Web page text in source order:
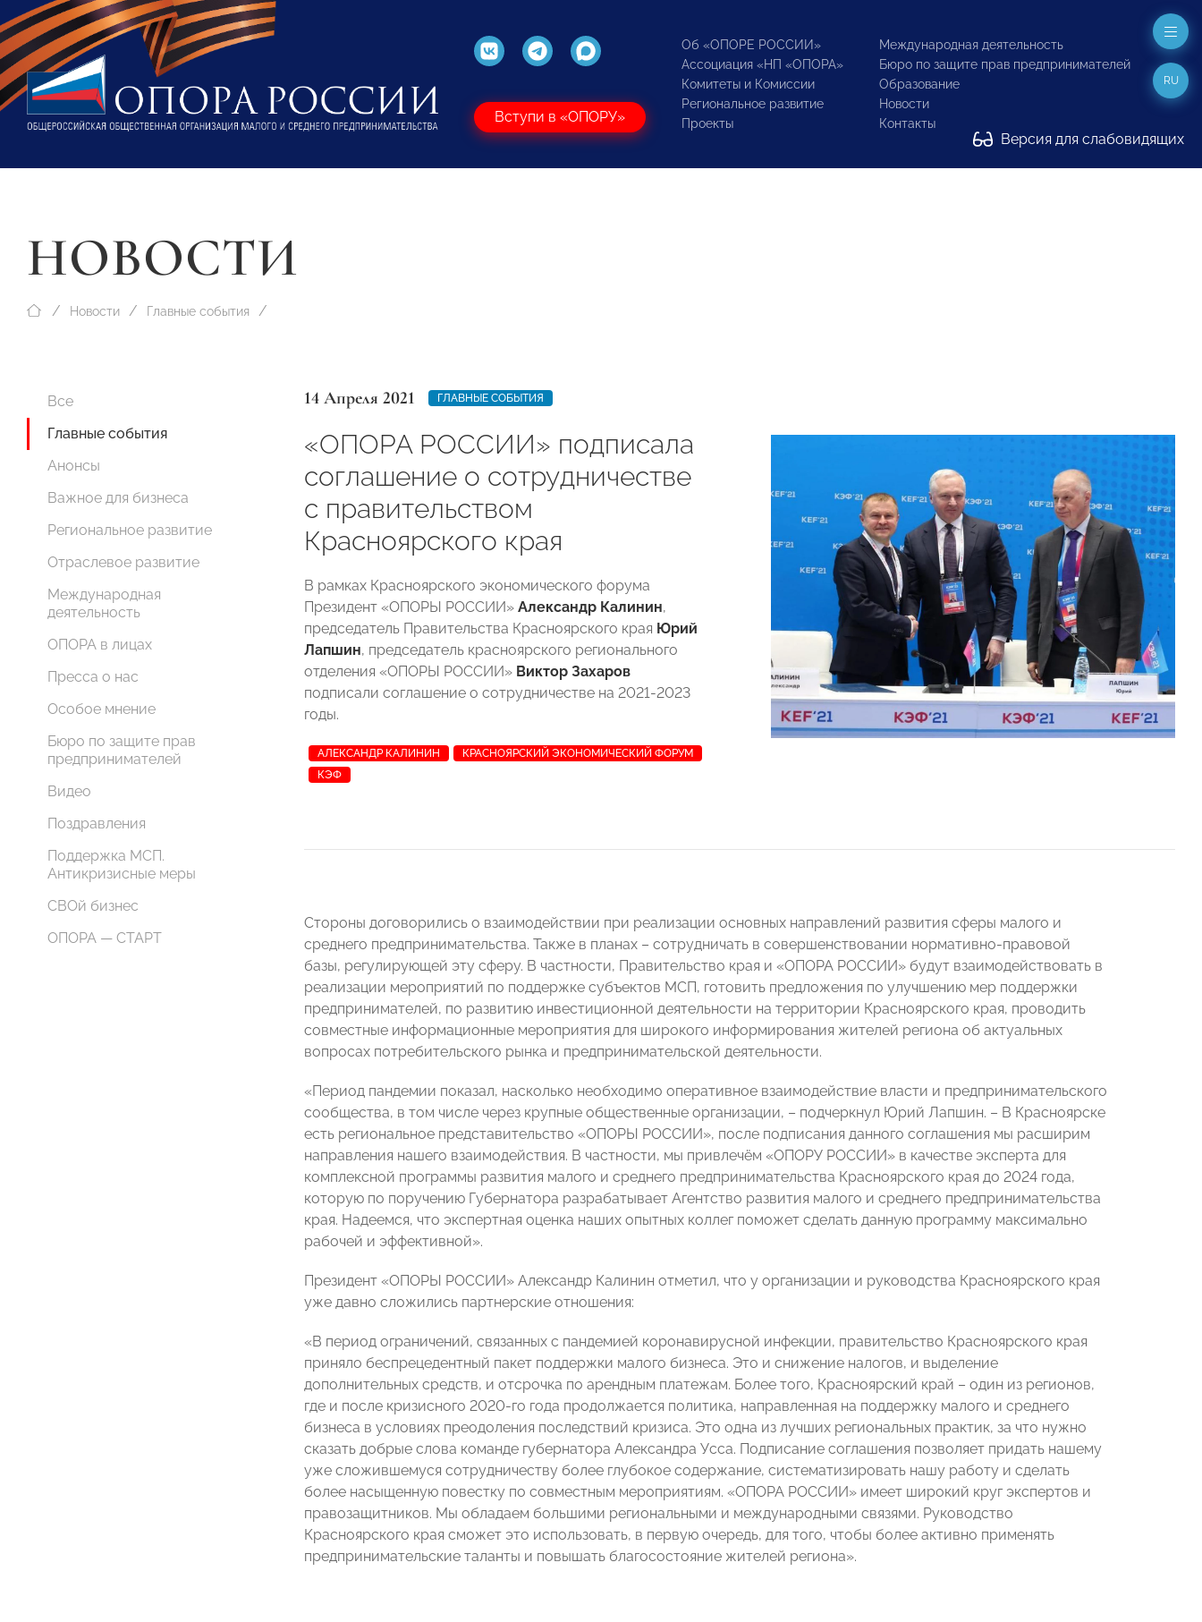
Вступи в «ОПОРУ»
Об «ОПОРЕ РОССИИ»
Ассоциация «НП «ОПОРА»
Комитеты и Комиссии
Региональное развитие
Проекты
Международная деятельность
Бюро по защите прав предпринимателей
Образование
Новости
Контакты
Версия для слабовидящих
RU
НОВОСТИ
Новости Главные события
Все
Главные события
Анонсы
Важное для бизнеса
Региональное развитие
Отраслевое развитие
Международная
деятельность
ОПОРА в лицах
Пресса о нас
Особое мнение
Бюро по защите прав
предпринимателей
Видео
Поздравления
Поддержка МСП.
Антикризисные меры
СВОй бизнес
ОПОРА — СТАРТ
14 Апреля 2021 ГЛАВНЫЕ СОБЫТИЯ
«ОПОРА РОССИИ» подписала
соглашение о сотрудничестве
с правительством
Красноярского края
В рамках Красноярского экономического форума
Президент «ОПОРЫ РОССИИ» Александр Калинин,
председатель Правительства Красноярского края Юрий
Лапшин, председатель красноярского регионального
отделения «ОПОРЫ РОССИИ» Виктор Захаров
подписали соглашение о сотрудничестве на 2021-2023
годы.
АЛЕКСАНДР КАЛИНИН
КРАСНОЯРСКИЙ ЭКОНОМИЧЕСКИЙ ФОРУМ
КЭФ
Стороны договорились о взаимодействии при реализации основных направлений развития сферы малого и
среднего предпринимательства. Также в планах – сотрудничать в совершенствовании нормативно-правовой
базы, регулирующей эту сферу. В частности, Правительство края и «ОПОРА РОССИИ» будут взаимодействовать в
реализации мероприятий по поддержке субъектов МСП, готовить предложения по улучшению мер поддержки
предпринимателей, по развитию инвестиционной деятельности на территории Красноярского края, проводить
совместные информационные мероприятия для широкого информирования жителей региона об актуальных
вопросах потребительского рынка и предпринимательской деятельности.
«Период пандемии показал, насколько необходимо оперативное взаимодействие власти и предпринимательского
сообщества, в том числе через крупные общественные организации, – подчеркнул Юрий Лапшин. – В Красноярске
есть региональное представительство «ОПОРЫ РОССИИ», после подписания данного соглашения мы расширим
направления нашего взаимодействия. В частности, мы привлечём «ОПОРУ РОССИИ» в качестве эксперта для
комплексной программы развития малого и среднего предпринимательства Красноярского края до 2024 года,
которую по поручению Губернатора разрабатывает Агентство развития малого и среднего предпринимательства
края. Надеемся, что экспертная оценка наших опытных коллег поможет сделать данную программу максимально
рабочей и эффективной».
Президент «ОПОРЫ РОССИИ» Александр Калинин отметил, что у организации и руководства Красноярского края
уже давно сложились партнерские отношения:
«В период ограничений, связанных с пандемией коронавирусной инфекции, правительство Красноярского края
приняло беспрецедентный пакет поддержки малого бизнеса. Это и снижение налогов, и выделение
дополнительных средств, и отсрочка по арендным платежам. Более того, Красноярский край – один из регионов,
где и после кризисного 2020-го года продолжается политика, направленная на поддержку малого и среднего
бизнеса в условиях преодоления последствий кризиса. Это одна из лучших региональных практик, за что нужно
сказать добрые слова команде губернатора Александра Усса. Подписание соглашения позволяет придать нашему
уже сложившемуся сотрудничеству более глубокое содержание, систематизировать нашу работу и сделать
более насыщенную повестку по совместным мероприятиям. «ОПОРА РОССИИ» имеет широкий круг экспертов и
правозащитников. Мы обладаем большими региональными и международными связями. Руководство
Красноярского края сможет это использовать, в первую очередь, для того, чтобы более активно применять
предпринимательские таланты и повышать благосостояние жителей региона».